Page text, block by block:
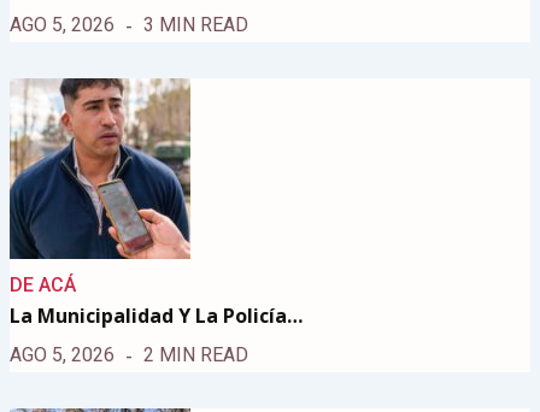
AGO 5, 2026 3 MIN READ
DE ACÁ
La Municipalidad Y La Policía…
AGO 5, 2026 2 MIN READ